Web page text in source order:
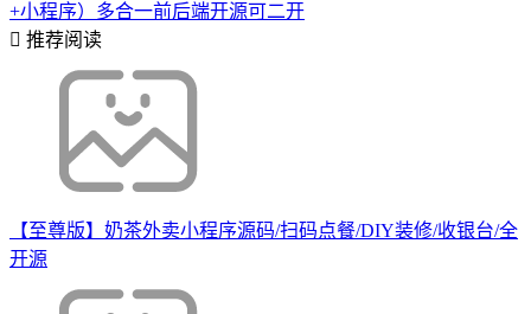
+小程序）多合一前后端开源可二开
推荐阅读
【至尊版】奶茶外卖小程序源码/扫码点餐/DIY装修/收银台/全
开源